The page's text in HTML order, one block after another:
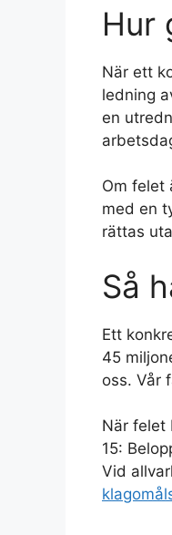
Hur
När ett
ledning
en
Om felet
med en
rättas
Så
Ett
45
oss. Vår
När felet
15:
Vid